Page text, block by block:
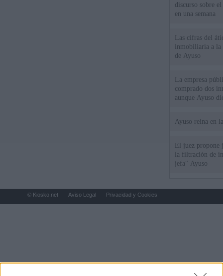
discurso sobre
en una semana
Las cifras del
inmobiliaria a la
de Ayuso
La empresa
comprado dos
aunque Ayuso
Ayuso reina en
El juez propone
la filtración de
jefa" Ayuso
© Kiosko.net Aviso Legal Privacidad y Cookies